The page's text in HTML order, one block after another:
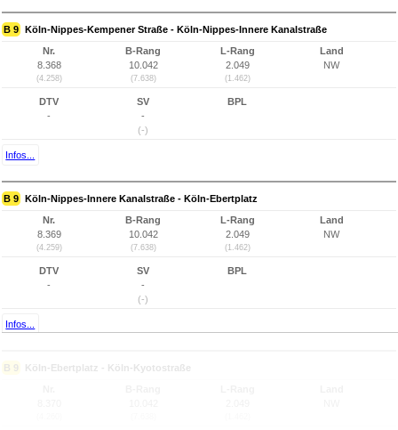
B 9 Köln-Nippes-Kempener Straße - Köln-Nippes-Innere Kanalstraße
Nr.
8.368
(4.258)
B-Rang
10.042
(7.638)
L-Rang
2.049
(1.462)
Land
NW
DTV
-
SV
-
(-)
BPL
Infos...
B 9 Köln-Nippes-Innere Kanalstraße - Köln-Ebertplatz
Nr.
8.369
(4.259)
B-Rang
10.042
(7.638)
L-Rang
2.049
(1.462)
Land
NW
DTV
-
SV
-
(-)
BPL
Infos...
B 9 Köln-Ebertplatz - Köln-Kyotostraße